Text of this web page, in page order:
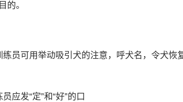
的。
员可用举动吸引犬的注意，呼犬名，令犬恢
应发“定”和“好”的口